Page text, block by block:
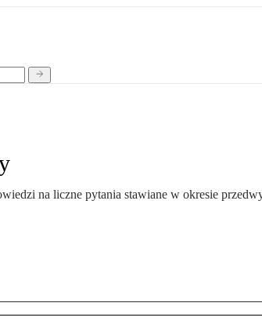
na liczne pytania stawiane w okresie